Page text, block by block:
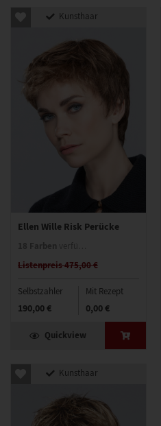
Kunsthaar
Ellen Wille Risk Perücke
Listenpreis 475,00 €
Selbstzahler
190,00 €
Mit Rezept
0,00 €
Quickview
Kunsthaar